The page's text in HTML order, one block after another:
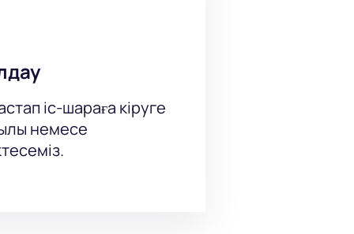
ақпарат біздің веб-сайтта
іс-шараға кіруге
немесе